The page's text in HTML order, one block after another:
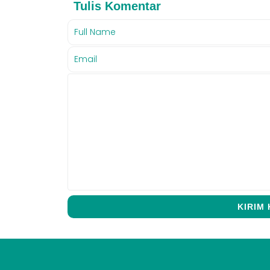
Tulis Komentar
KIRIM